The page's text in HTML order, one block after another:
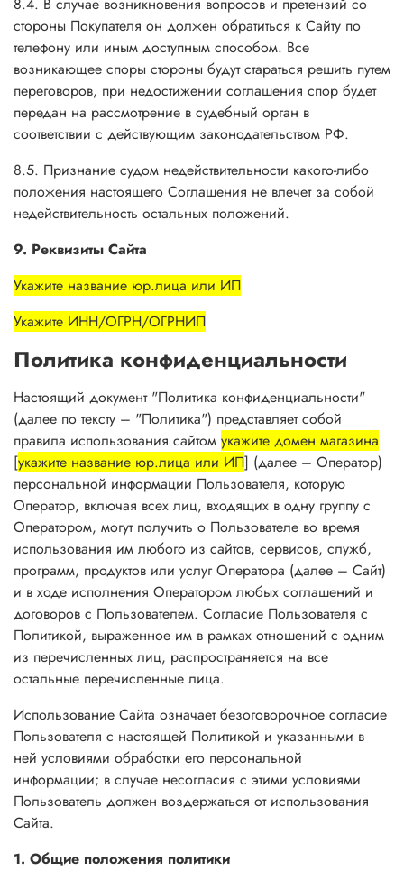
стороны Покупателя он должен обратиться к Сайту по
телефону или иным доступным способом. Все
возникающее споры стороны будут стараться решить путем
переговоров, при недостижении соглашения спор будет
передан на рассмотрение в судебный орган в
соответствии с действующим законодательством РФ.
8.5. Признание судом недействительности какого-либо
положения настоящего Соглашения не влечет за собой
недействительность остальных положений.
9. Реквизиты Сайта
Укажите название юр.лица или ИП
Укажите ИНН/ОГРН/ОГРНИП
Политика конфиденциальности
Настоящий документ "Политика конфиденциальности"
(далее по тексту – "Политика") представляет собой
правила использования сайтом укажите домен магазина
[укажите название юр.лица или ИП] (далее – Оператор)
персональной информации Пользователя, которую
Оператор, включая всех лиц, входящих в одну группу с
Оператором, могут получить о Пользователе во время
использования им любого из сайтов, сервисов, служб,
программ, продуктов или услуг Оператора (далее – Сайт)
и в ходе исполнения Оператором любых соглашений и
договоров с Пользователем. Согласие Пользователя с
Политикой, выраженное им в рамках отношений с одним
из перечисленных лиц, распространяется на все
остальные перечисленные лица.
Использование Сайта означает безоговорочное согласие
Пользователя с настоящей Политикой и указанными в
ней условиями обработки его персональной
информации; в случае несогласия с этими условиями
Пользователь должен воздержаться от использования
Сайта.
1. Общие положения политики